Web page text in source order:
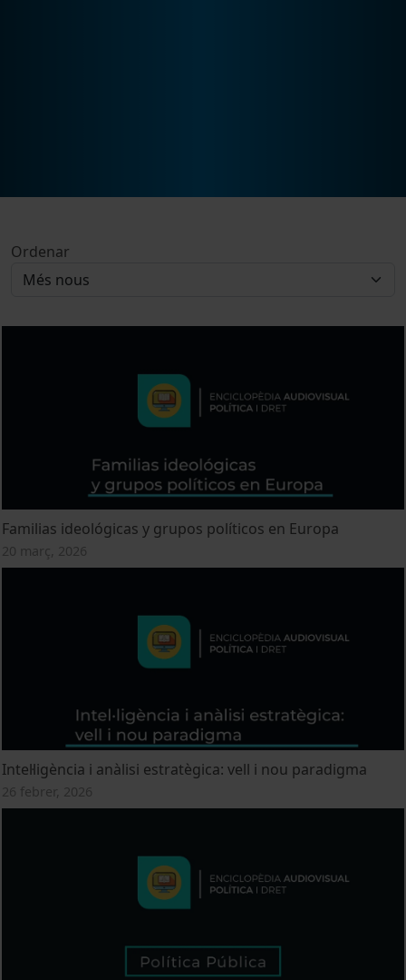
Ordenar
Familias ideológicas y grupos políticos en Europa
20 març, 2026
Intel·ligència i anàlisi estratègica: vell i nou paradigma
26 febrer, 2026